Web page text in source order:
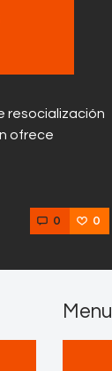
resocialización
ofrece
0 0
Menu